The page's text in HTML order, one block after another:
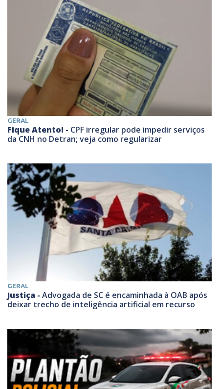
GERAL
Fique Atento! - CPF irregular pode impedir serviços
da CNH no Detran; veja como regularizar
GERAL
Justiça - Advogada de SC é encaminhada à OAB após
deixar trecho de inteligência artificial em recurso